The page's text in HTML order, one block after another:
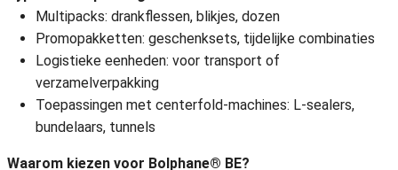
Multipacks: drankflessen, blikjes, dozen
Promopakketten: geschenksets, tijdelijke combinaties
Logistieke eenheden: voor transport of
verzamelverpakking
Toepassingen met centerfold-machines: L-sealers,
bundelaars, tunnels
Waarom kiezen voor Bolphane® BE?